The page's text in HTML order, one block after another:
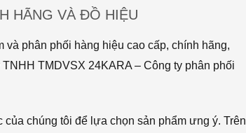
HÃNG VÀ ĐỒ HIỆU
phân phối hàng hiệu cao cấp, chính hãng,
TMDVSX 24KARA – Công ty phân phối
chúng tôi để lựa chọn sản phẩm ưng ý. Trên